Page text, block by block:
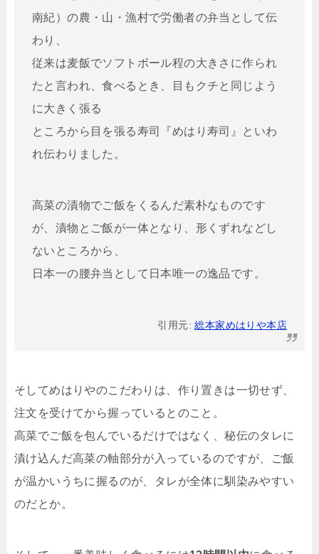
南紀）の農・山・漁村で労働者の弁当として伝
わり、
従来は麦飯でソフトボール程の大きさに作られ
たと言われ、食べるとき、目もクチと同じよう
に大きく張る
ところから目を張る寿司『めはり寿司』といわ
れ伝わりました。
高菜の漬物でご飯をくるんだ素朴なものです
が、漬物とご飯が一体となり、形くずれなどし
ないところから、
日本一の腰弁当として日本唯一の逸品です。
引用元:総本家めはりや本店
そしてめはりやのこだわりは、作り置きは一切せず、
注文を受けてから握っているとのこと。
高菜でご飯を包んでいるだけではなく、秘伝のタレに
漬け込んだ高菜の軸部分が入っているのですが、ご飯
が温かいうちに握るのが、タレが全体に馴染みやすい
のだとか。